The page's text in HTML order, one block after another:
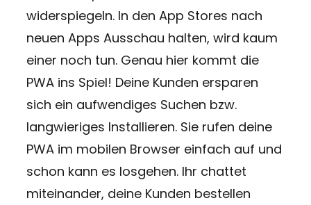
widerspiegeln. In den App Stores nach
neuen Apps Ausschau halten, wird kaum
einer noch tun. Genau hier kommt die
PWA ins Spiel! Deine Kunden ersparen
sich ein aufwendiges Suchen bzw.
langwieriges Installieren. Sie rufen deine
PWA im mobilen Browser einfach auf und
schon kann es losgehen. Ihr chattet
miteinander, deine Kunden bestellen